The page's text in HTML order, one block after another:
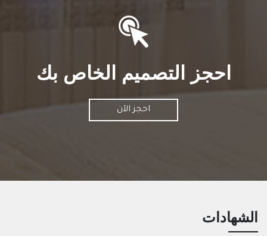
احجز التصميم الخاص بك
احجز الآن
الشهادات